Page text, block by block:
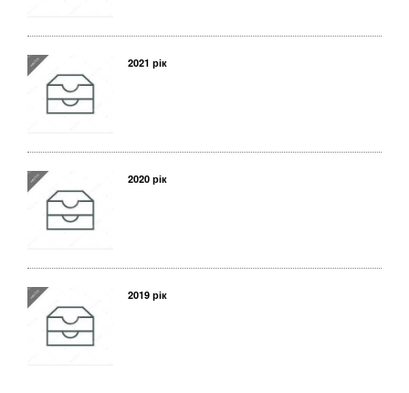
2021 рік
2020 рік
2019 рік